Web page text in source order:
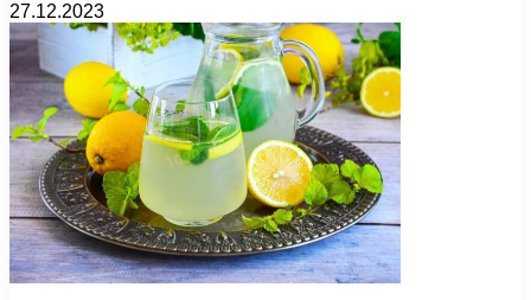
27.12.2023